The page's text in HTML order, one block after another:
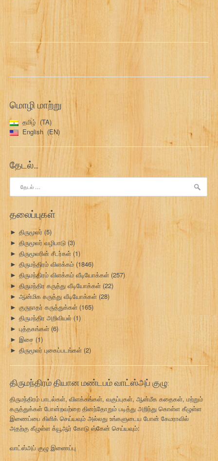
மொழி மாற்று
தமிழ்
TA
English
EN
தேடல்…
தேடு:
தலைப்புகள்
► திருமூலர் (5)
► திருமூலர் வழிபாடு (3)
► திருமூலரின் சீடர்கள் (1)
► திருமந்திரம் விளக்கம் (1846)
► திருமந்திரம் விளக்கம் வீடியோக்கள் (257)
► திருமந்திர கருத்து வீடியோக்கள் (22)
► ஆன்மிக கருத்து வீடியோக்கள் (28)
► குருநாதர் கருத்துக்கள் (165)
► திருமந்திர அறிவியல்(1)
► புத்தகங்கள் (6)
► இசை (1)
► திருமூலர் புகைப்படங்கள் (2)
திருமந்திரம் தியான மண்டபம் வாட்ஸ்அப் குழு:
திருமந்திரம் பாடல்கள், விளக்கங்கள், வகுப்புகள், ஆன்மீக கதைகள், மற்றும்
கருத்துக்கள் போன்றவற்றை தினந்தோறும் படித்து அறிந்து கொள்ள கீழுள்ள
இணைப்பை கிளிக் செய்யவும் அல்லது உங்களுடைய போன் கேமராவில்
அதற்கு கீழுள்ள க்யூஆர் கோடு ஸ்கேன் செய்யவும்:
வாட்ஸ்அப் குழு இணைப்பு